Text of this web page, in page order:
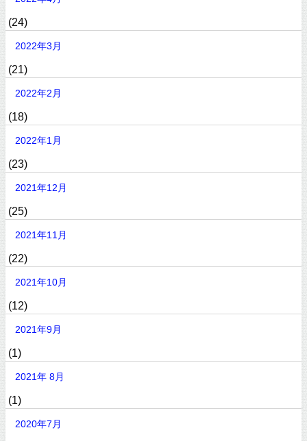
(24)
2022年3月
(21)
2022年2月
(18)
2022年1月
(23)
2021年12月
(25)
2021年11月
(22)
2021年10月
(12)
2021年9月
(1)
2021年 8月
(1)
2020年7月